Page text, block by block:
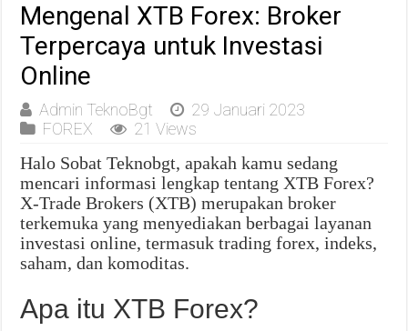
Mengenal XTB Forex: Broker
Terpercaya untuk Investasi
Online
Admin TeknoBgt
29 Januari 2023
FOREX
21 Views
Halo Sobat Teknobgt, apakah kamu sedang
mencari informasi lengkap tentang XTB Forex?
X-Trade Brokers (XTB) merupakan broker
terkemuka yang menyediakan berbagai layanan
investasi online, termasuk trading forex, indeks,
saham, dan komoditas.
Apa itu XTB Forex?